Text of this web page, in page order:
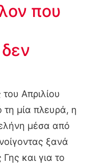
που
Απριλίου
τη μία πλευρά, η
μέσα από
ξανά
και για το